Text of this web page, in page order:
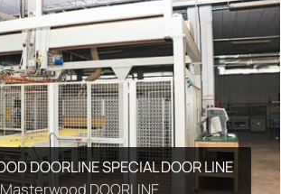
DOORLINE SPECIAL DOOR LINE
Masterwood DOORLINE
OPERA 3000 CAMERA
Meber